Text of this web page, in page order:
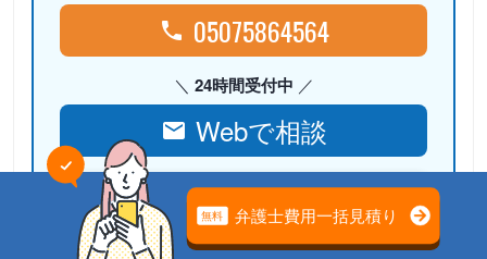
05075864564
24時間受付中
Webで相談